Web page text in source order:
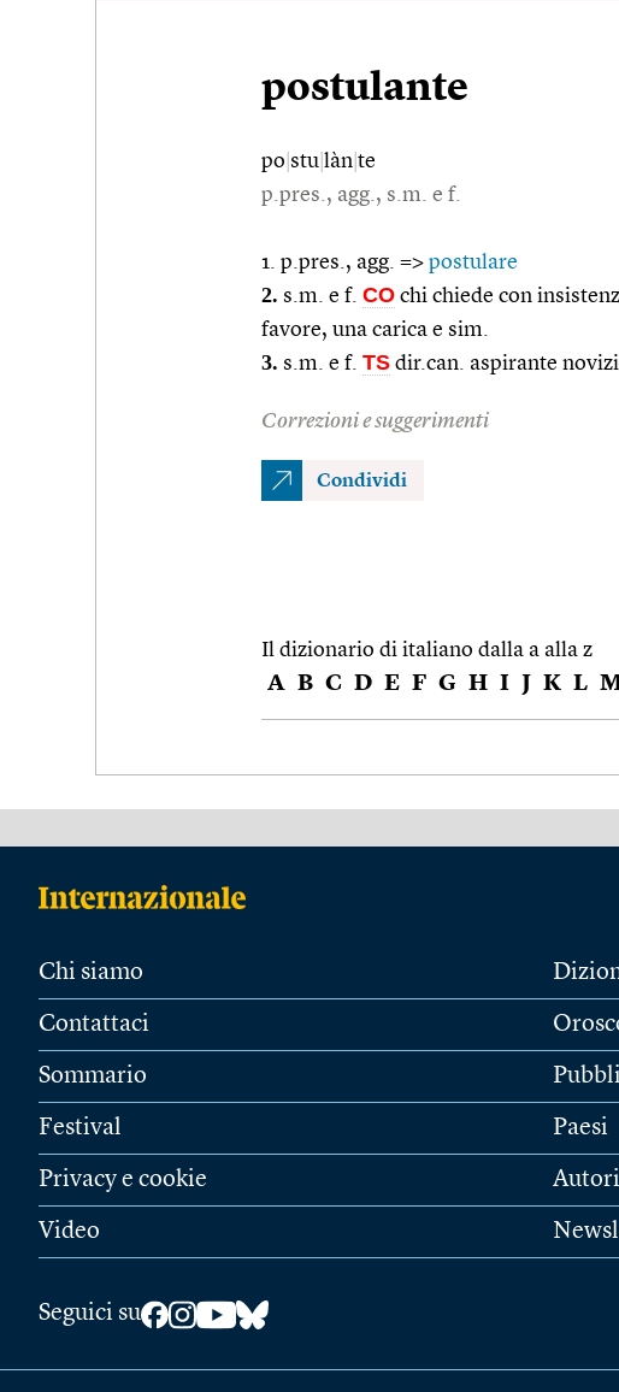
postulante
po stu làn te
p.pres., agg., s.m. e f.
1. p.pres., agg. => postulare
2. s.m. e f. CO chi chiede con
favore, una carica e sim.
3. s.m. e f. TS dir.can. aspirante
Correzioni e suggerimenti
Condividi
Il dizionario di italiano dalla a alla z
A B C D E F G H I J K L
Chi siamo
Contattaci
Sommario
Festival
Privacy e cookie
Video
Paesi
Autori
Seguici su